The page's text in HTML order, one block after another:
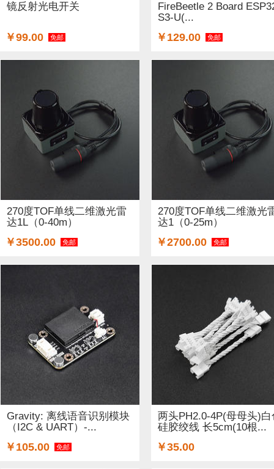
镜反射光电开关
￥99.00 免邮
FireBeetle 2 Board
S3-U(...
￥129.00 免邮
270度TOF单线二维激光雷
达1L（0-40m）
￥3500.00 免邮
270度TOF单线二维激光
达1（0-25m）
￥2700.00 免邮
Gravity: 离线语音识别模块
（I2C & UART）-...
￥105.00 免邮
两头PH2.0-4P(母母头)白
硅胶绞线 长5cm(10根...
￥35.00